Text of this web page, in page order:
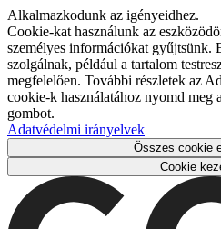
Alkalmazkodunk az igényeidhez.
Cookie-kat használunk az
személyes információkat gyűjtsünk.
szolgálnak, például a tartalom
megfelelően. További részletek az
cookie-k használatához nyomd meg
gombot.
Adatvédelmi irányelvek
Összes cookie
Cookie